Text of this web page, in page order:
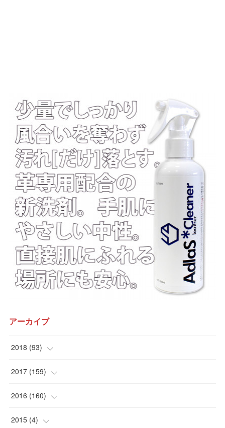
アーカイブ
2018 (93)
(12)
(15)
(15
2017 (159)
(10)
(9
2016 (160)
(12)
2015 (4)